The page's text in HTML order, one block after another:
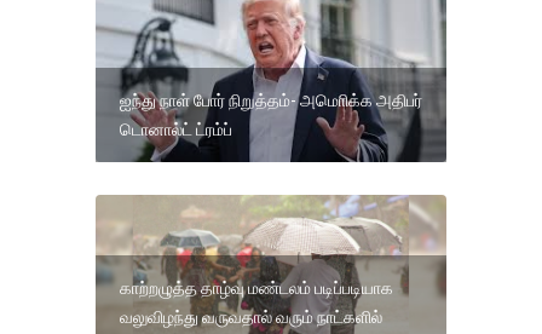
ஐந்து நாள் போர் நிறுத்தம்- அமொிக்க அதிபர்
டொனால்ட் ட்ரம்ப்
காற்றழுத்த தாழ்வு மண்டலம் படிப்படியாக
வலுவிழந்து வருவதால் வரும் நாட்களில்